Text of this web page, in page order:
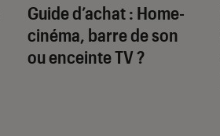
Guide d’achat : Home-
cinéma, barre de son
ou enceinte TV ?